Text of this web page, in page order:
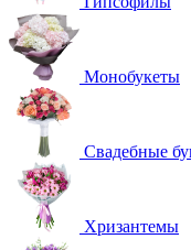
Монобукеты
Свадебные
Хризантемы